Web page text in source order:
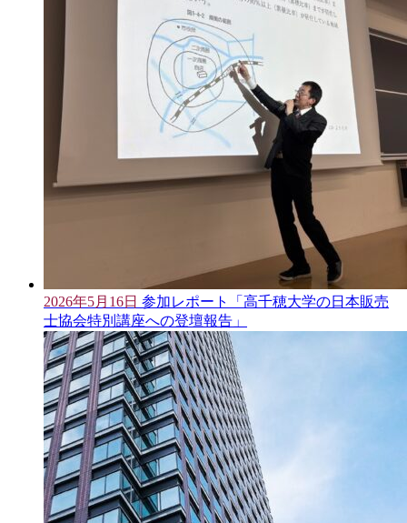
2026年5月16日 参加レポート「高千穂大学の日本販売
士協会特別講座への登壇報告」